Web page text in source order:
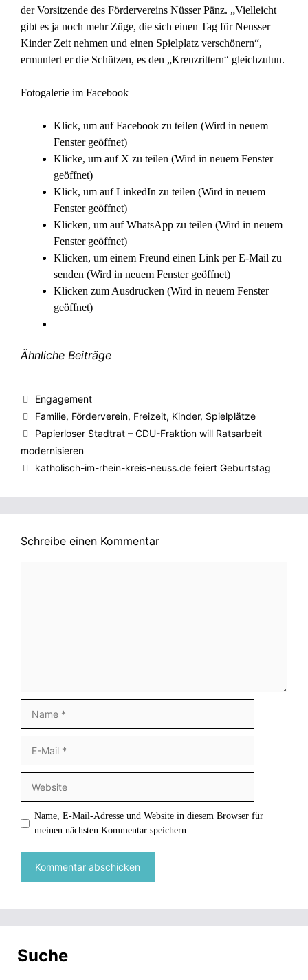
der Vorsitzende des Fördervereins Nüsser Pänz. „Vielleicht
gibt es ja noch mehr Züge, die sich einen Tag für Neusser
Kinder Zeit nehmen und einen Spielplatz verschönern“,
ermuntert er die Schützen, es den „Kreuzrittern“ gleichzutun.
Fotogalerie im Facebook
Klick, um auf Facebook zu teilen (Wird in neuem
Fenster geöffnet)
Klicke, um auf X zu teilen (Wird in neuem Fenster
geöffnet)
Klick, um auf LinkedIn zu teilen (Wird in neuem
Fenster geöffnet)
Klicken, um auf WhatsApp zu teilen (Wird in neuem
Fenster geöffnet)
Klicken, um einem Freund einen Link per E-Mail zu
senden (Wird in neuem Fenster geöffnet)
Klicken zum Ausdrucken (Wird in neuem Fenster
geöffnet)
Ähnliche Beiträge
Kategorien
Engagement
Schlagwörter
Familie, Förderverein, Freizeit, Kinder, Spielplätze
Papierloser Stadtrat – CDU-Fraktion will Ratsarbeit
modernisieren
katholisch-im-rhein-kreis-neuss.de feiert Geburtstag
Schreibe einen Kommentar
Mail
Name, E-Mail-Adresse und Website in diesem Browser für
meinen nächsten Kommentar speichern.
Suche